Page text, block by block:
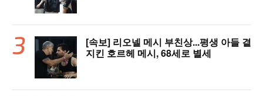
[속보] 리오넬 메시 부친상...평생 아들 곁
지킨 호르헤 메시, 68세로 별세